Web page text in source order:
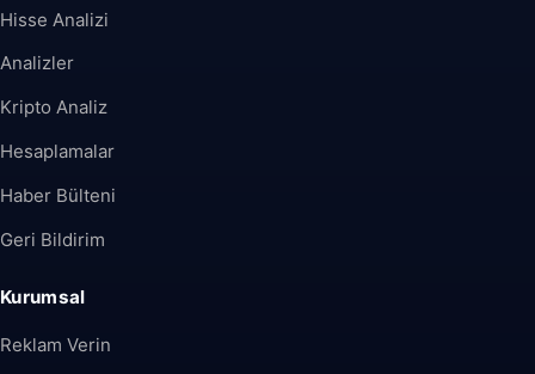
Hisse Analizi
Analizler
Kripto Analiz
Hesaplamalar
Haber Bülteni
Geri Bildirim
Kurumsal
Reklam Verin